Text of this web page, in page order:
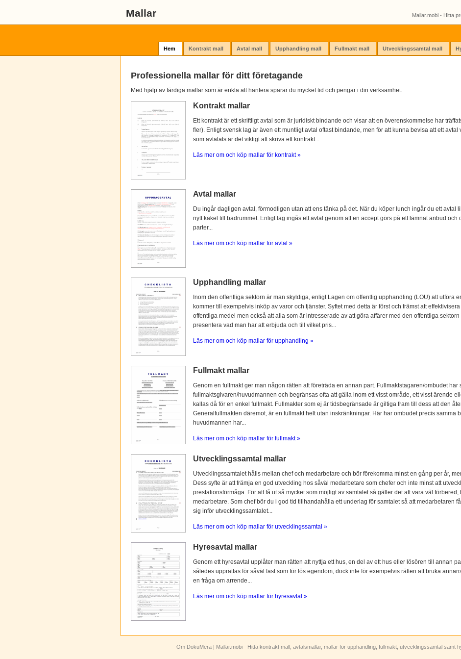
Mallar Mallar.mobi - Hitta
Hem Kontrakt mall Avtal mall Upphandling mall Fullmakt mall Utvecklingssamtal mall
Professionella mallar för ditt företagande
Med hjälp av färdiga mallar som är enkla att hantera sparar du mycket tid och pengar i din verksamhet.
Kontrakt mallar
Ett kontrakt är ett skriftligt avtal som är juridiskt bindande och visar att en överenskommelse har
fler). Enligt svensk lag är även ett muntligt avtal oftast bindande, men för att kunna bevisa att ett avtal
som avtalats är det viktigt att skriva ett kontrakt...
Läs mer om och köp mallar för kontrakt »
Avtal mallar
Du ingår dagligen avtal, förmodligen utan att ens tänka på det. När du köper lunch ingår du ett avtal
nytt kakel till badrummet. Enligt lag ingås ett avtal genom att en accept görs på ett lämnat anbud och
parter...
Läs mer om och köp mallar för avtal »
Upphandling mallar
Inom den offentliga sektorn är man skyldiga, enligt Lagen om offentlig upphandling (LOU) att utföra
kommer till exempelvis inköp av varor och tjänster. Syftet med detta är först och främst att
offentliga medel men också att alla som är intresserade av att göra affärer med den offentliga
presentera vad man har att erbjuda och till vilket pris...
Läs mer om och köp mallar för upphandling »
Fullmakt mallar
Genom en fullmakt ger man någon rätten att företräda en annan part. Fullmaktstagaren/ombudet har
fullmaktsgivaren/huvudmannen och begränsas ofta att gälla inom ett visst område, ett visst ärende
kallas då för en enkel fullmakt. Fullmakter som ej är tidsbegränsade är giltiga fram till dess att den
Generalfullmakten däremot, är en fullmakt helt utan inskränkningar. Här har ombudet precis samma
huvudmannen har...
Läs mer om och köp mallar för fullmakt »
Utvecklingssamtal mallar
Utvecklingssamtalet hålls mellan chef och medarbetare och bör förekomma minst en gång per år,
Dess syfte är att främja en god utveckling hos såväl medarbetare som chefer och inte minst att
prestationsförmåga. För att få ut så mycket som möjligt av samtalet så gäller det att vara väl
medarbetare. Som chef bör du i god tid tillhandahålla ett underlag för samtalet så att medarbetaren
sig inför utvecklingssamtalet...
Läs mer om och köp mallar för utvecklingssamtal »
Hyresavtal mallar
Genom ett hyresavtal upplåter man rätten att nyttja ett hus, en del av ett hus eller lösören till annan
således upprättas för såväl fast som för lös egendom, dock inte för exempelvis rätten att bruka
en fråga om arrende...
Läs mer om och köp mallar för hyresavtal »
Om DokuMera | Mallar.mobi - Hitta kontrakt mall, avtalsmallar, mallar för upphandling, fullmakt, utvecklingssamtal samt